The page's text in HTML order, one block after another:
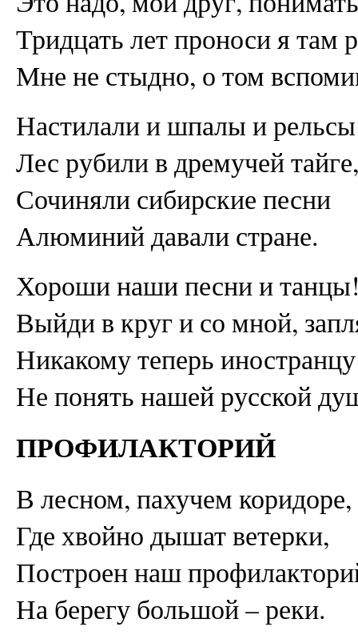
Тридцать лет проноси я там
Мне не стыдно, о том
Настилали и шпалы и рельсы
Лес рубили в дремучей тайге,
Сочиняли сибирские песни
Алюминий давали стране.
Хороши наши песни и
Выйди в круг и со мной,
Никакому теперь иностранцу
Не понять нашей русской
ПРОФИЛАКТОРИЙ
В лесном, пахучем коридоре,
Где хвойно дышат ветерки,
Построен наш
На берегу большой – реки.